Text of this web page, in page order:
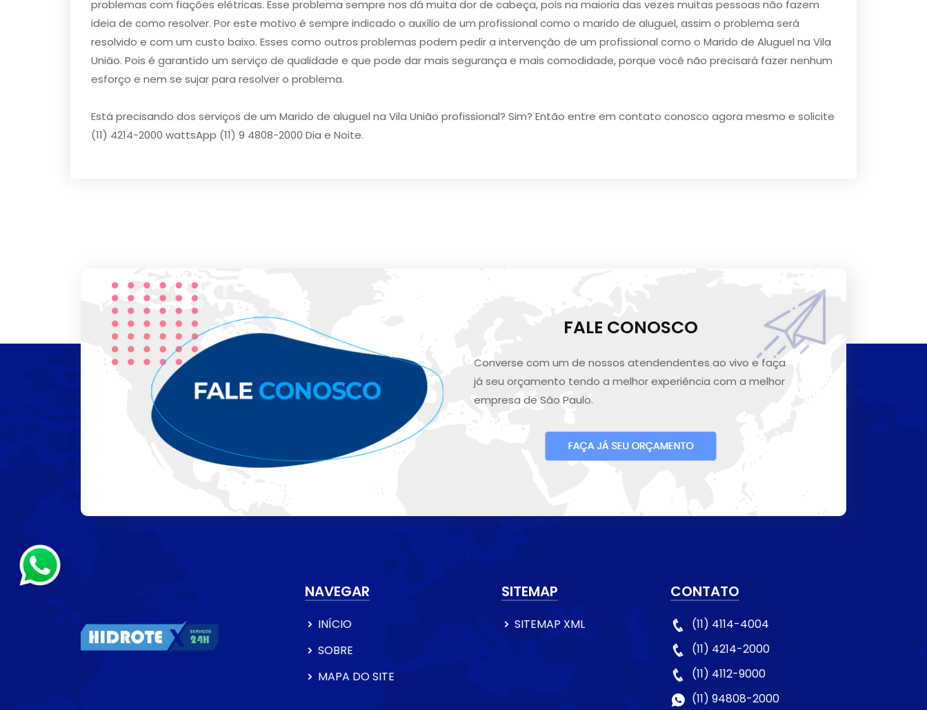
problemas com ​fiações elétricas​. Esse problema sempre nos dá muita dor de cabeça, pois na maioria das vezes muitas pessoas não fazem
ideia de como resolver. Por este motivo é sempre indicado o auxílio de um profissional como o marido de aluguel, assim o problema será
resolvido e com um custo baixo. Esses como outros problemas podem pedir a intervenção de um profissional como o Marido de Aluguel na Vila
União. Pois é garantido um serviço de qualidade e que pode dar mais segurança e mais comodidade, porque você não precisará fazer nenhum
esforço e nem se sujar para resolver o problema.
Está precisando dos serviços de um Marido de aluguel na Vila União profissional? Sim? Então entre em contato conosco agora mesmo e solicite
(11) 4214-2000 wattsApp (11) 9 4808-2000 Dia e Noite.
FALE CONOSCO
Converse com um de nossos atendendentes ao vivo e faça
já seu orçamento tendo a melhor experiência com a melhor
empresa de São Paulo.
NAVEGAR
INÍCIO
SOBRE
MAPA DO SITE
SITEMAP
SITEMAP XML
CONTATO
(11) 4114-4004
(11) 4214-2000
(11) 4112-9000
(11) 94808-2000